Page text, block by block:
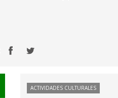
ACTIVIDADES CULTURALES